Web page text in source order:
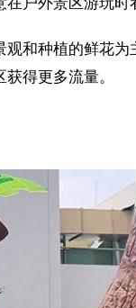
和种植的鲜花
得更多流量。